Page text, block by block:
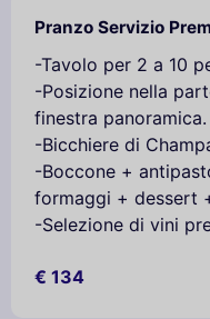
Pranzo Servizio
-Tavolo per 2 a 10
-Posizione nella
finestra panoramica.
-Bicchiere di
-Boccone +
formaggi + dessert
-Selezione di vini
€ 134